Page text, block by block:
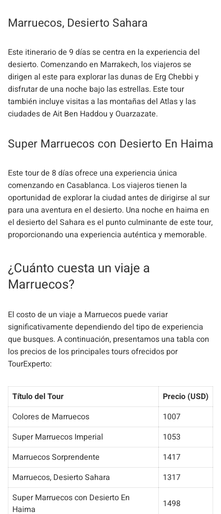
Marruecos, Desierto Sahara
Este itinerario de 9 días se centra en la experiencia del
desierto. Comenzando en Marrakech, los viajeros se
dirigen al este para explorar las dunas de Erg Chebbi y
disfrutar de una noche bajo las estrellas. Este tour
también incluye visitas a las montañas del Atlas y las
ciudades de Ait Ben Haddou y Ouarzazate.
Super Marruecos con Desierto En Haima
Este tour de 8 días ofrece una experiencia única
comenzando en Casablanca. Los viajeros tienen la
oportunidad de explorar la ciudad antes de dirigirse al sur
para una aventura en el desierto. Una noche en haima en
el desierto del Sahara es el punto culminante de este tour,
proporcionando una experiencia auténtica y memorable.
¿Cuánto cuesta un viaje a
Marruecos?
El costo de un viaje a Marruecos puede variar
significativamente dependiendo del tipo de experiencia
que busques. A continuación, presentamos una tabla con
los precios de los principales tours ofrecidos por
TourExperto:
Título del Tour
Precio (USD)
Colores de Marruecos
1007
Super Marruecos Imperial
1053
Marruecos Sorprendente
1417
Marruecos, Desierto Sahara
1317
Super Marruecos con Desierto En
Haima
1498